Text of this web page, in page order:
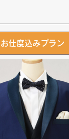
お仕度込みプラン